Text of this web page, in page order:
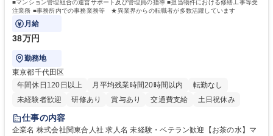
■マンション管理組合の運営サポート及び管理員の指導 ■担当物件における修繕工事等受
注業務 ■事務所内での事務業務等 ★異業界からの転職者が多数活躍しています
月給
38万円
勤務地
東京都千代田区
年間休日120日以上
月平均残業時間20時間以内
転勤なし
未経験者歓迎
研修あり 賞与あり 交通費支給 土日祝休み
仕事の内容
企業名 株式会社関東合人社 求人名 未経験・ベテラン歓迎【お茶の水】マ